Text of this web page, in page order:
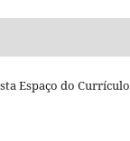
Espaço do Currículo